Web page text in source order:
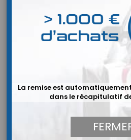
La remise est
dans le récapitulatif